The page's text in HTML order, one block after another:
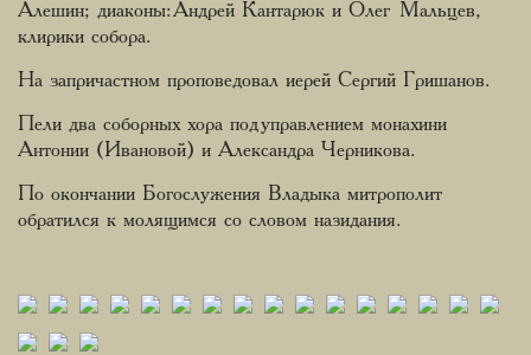
Алешин; диаконы: Андрей Кантарюк и Олег Мальцев,
клирики собора.
На запричастном проповедовал иерей Сергий Гришанов.
Пели два соборных хора под управлением монахини
Антонии (Ивановой) и Александра Черникова.
По окончании Богослужения Владыка митрополит
обратился к молящимся со словом назидания.